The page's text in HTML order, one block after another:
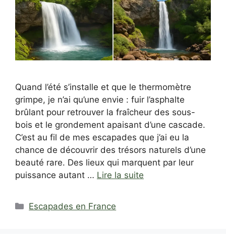
Quand l’été s’installe et que le thermomètre
grimpe, je n’ai qu’une envie : fuir l’asphalte
brûlant pour retrouver la fraîcheur des sous-
bois et le grondement apaisant d’une cascade.
C’est au fil de mes escapades que j’ai eu la
chance de découvrir des trésors naturels d’une
beauté rare. Des lieux qui marquent par leur
puissance autant … Lire la suite
Catégories
Escapades en France